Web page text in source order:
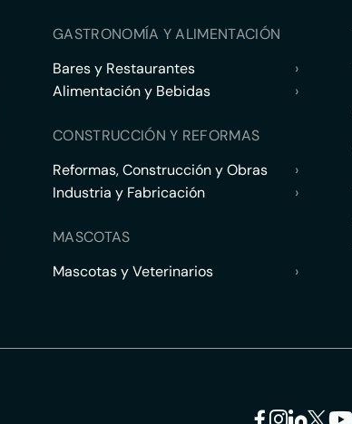
GASTRONOMÍA Y ALIMENTACIÓN
Bares y Restaurantes
›
Alimentación y Bebidas
›
CONSTRUCCIÓN Y REFORMAS
Reformas, Construcción y Obras
›
Industria y Fabricación
›
MASCOTAS
Mascotas y Veterinarios
›